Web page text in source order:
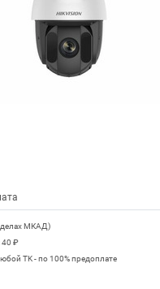
МКАД)
40 ₽
TK - по 100% предоплате